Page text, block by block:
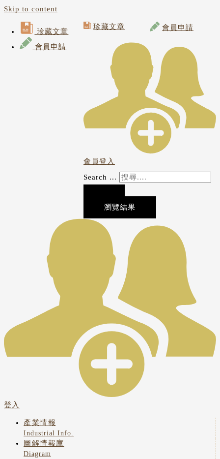
Skip to content
珍藏文章 會員申請
會員登入
Search ...
瀏覽結果
珍藏文章
會員申請
登入
產業情報
Industrial Info.
圖解情報庫
Diagram